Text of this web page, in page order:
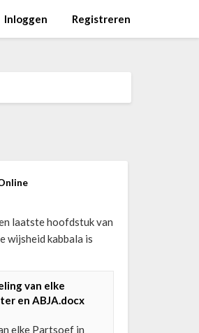
Inloggen Registreren
laatste hoofdstuk van
wijsheid kabbala is
van elke
en ABJA.docx
elke Partsoef in